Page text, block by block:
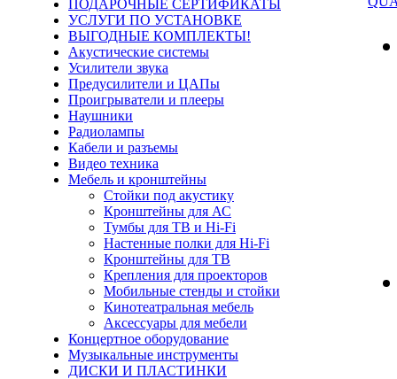
ПОДАРОЧНЫЕ СЕРТИФИКАТЫ
УСЛУГИ ПО УСТАНОВКЕ
ВЫГОДНЫЕ КОМПЛЕКТЫ!
Акустические системы
Усилители звука
Предусилители и ЦАПы
Проигрыватели и плееры
Наушники
Радиолампы
Кабели и разъемы
Видео техника
Мебель и кронштейны
Стойки под акустику
Кронштейны для АС
Тумбы для ТВ и Hi-Fi
Настенные полки для Hi-Fi
Кронштейны для ТВ
Крепления для проекторов
Мобильные стенды и стойки
Кинотеатральная мебель
Аксессуары для мебели
Концертное оборудование
Музыкальные инструменты
ДИСКИ И ПЛАСТИНКИ